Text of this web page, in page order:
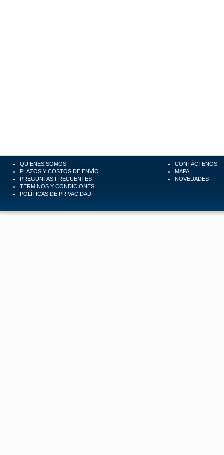
QUIENES SOMOS
PLAZOS Y COSTOS DE ENVÍO
PREGUNTAS FRECUENTES
TÉRMINOS Y CONDICIONES
POLÍTICAS DE PRIVACIDAD
CONTÁCTENOS
MAPA
NOVEDADES